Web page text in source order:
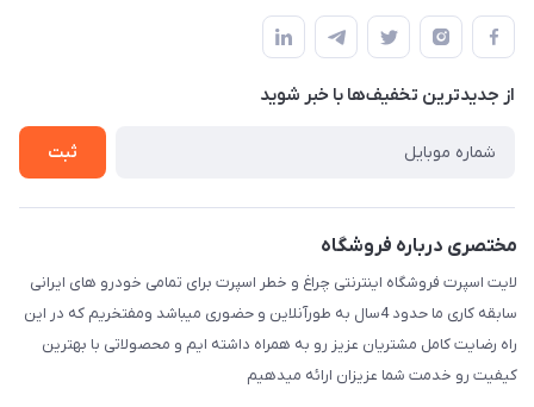
لیست محصولات
درباره ما
قوانین و مقررات
حریم خصوصی
راهنما
از جدید‌ترین تخفیف‌ها با‌ خبر شوید
ثبت
مختصری درباره فروشگاه
لایت اسپرت فروشگاه اینترنتی چراغ و خطر اسپرت برای تمامی خودرو های ایرانی
سابقه کاری ما حدود 4سال به طورآنلاین و حضوری میباشد ومفتخریم که در این
راه رضایت کامل مشتریان عزیز رو به همراه داشته ایم و محصولاتی با بهترین
کیفیت رو خدمت شما عزیزان ارائه میدهیم